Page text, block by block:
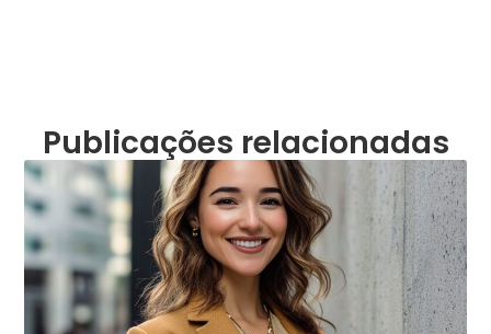
Publicações relacionadas